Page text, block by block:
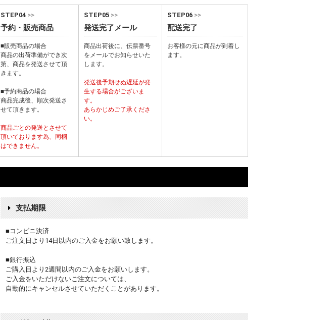
STEP04 >>
予約・販売商品
■販売商品の場合
商品の出荷準備ができ次
第、商品を発送させて頂
きます。
■予約商品の場合
商品完成後、順次発送さ
せて頂きます。
商品ごとの発送とさせて
頂いております為、同梱
はできません。
STEP05 >>
発送完了メール
商品出荷後に、伝票番号
をメールでお知らせいた
します。
発送後予期せぬ遅延が発
生する場合がございま
す。
あらかじめご了承くださ
い。
STEP06 >>
配送完了
お客様の元に商品が到着し
ます。
支払期限
■コンビニ決済
ご注文日より14日以内のご入金をお願い致します。
■銀行振込
ご購入日より2週間以内のご入金をお願いします。
ご入金をいただけないご注文については、
自動的にキャンセルさせていただくことがあります。